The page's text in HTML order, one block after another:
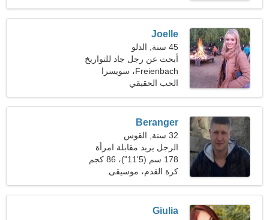
Joelle
45 سنة, الدلو
أبحث عن رجل جاد للتواريخ
Freienbach، سويسرا
الحب الحقيقي
Beranger
32 سنة, القوس
الرجل يريد مقابلة امرأة
178 سم (5'11")، 86 كجم
(189 رطلا)
كرة القدم، موسيقى
Giulia